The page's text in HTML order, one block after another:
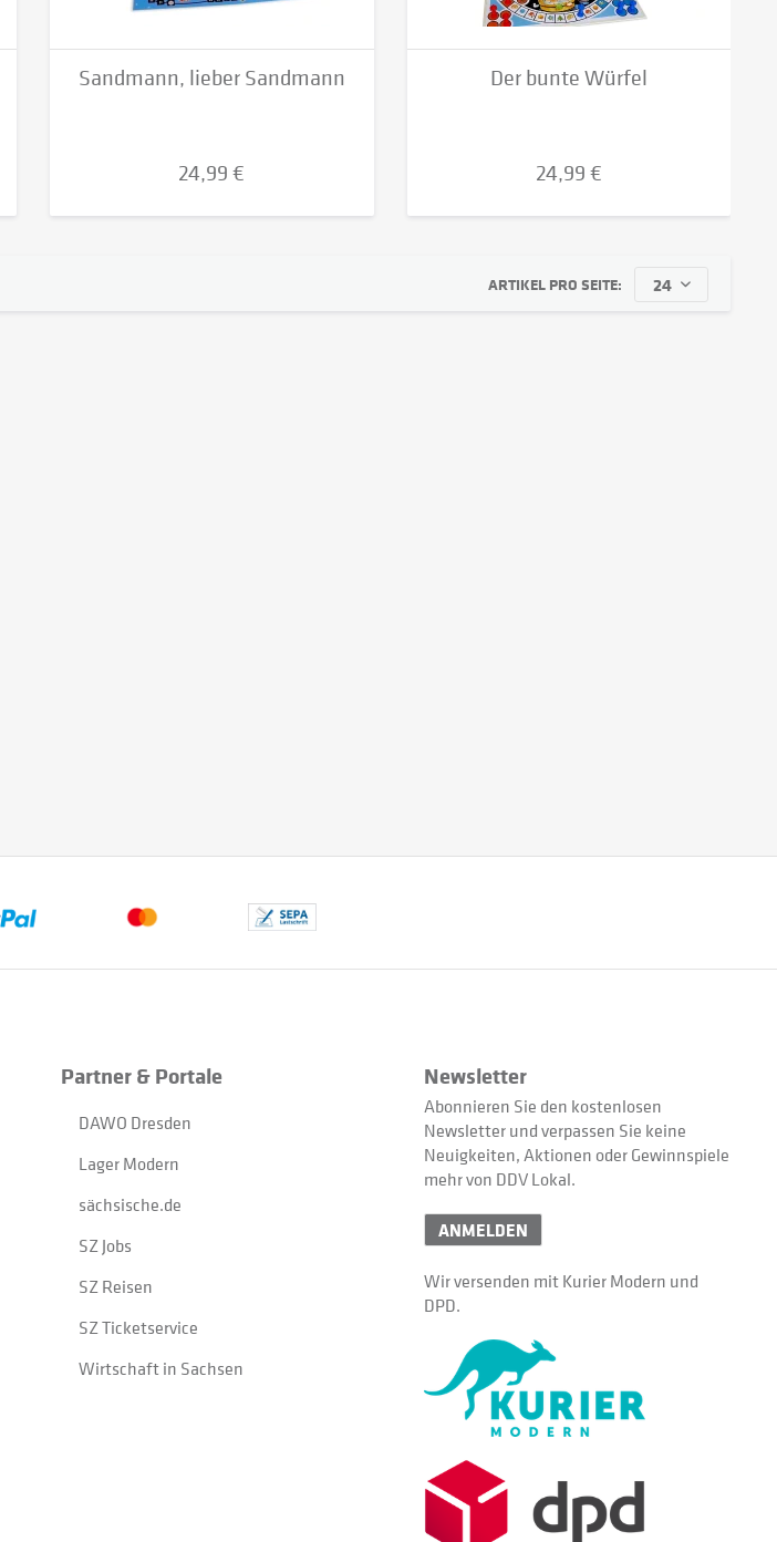
Sandmann, lieber Sandmann
24,99 €
Der bunte Würfel
24,99 €
ARTIKEL PRO SEITE:
Partner & Portale
DAWO Dresden
Lager Modern
sächsische.de
SZ Jobs
SZ Reisen
SZ Ticketservice
Wirtschaft in Sachsen
Newsletter
Abonnieren Sie den kostenlosen
Newsletter und verpassen Sie keine
Neuigkeiten, Aktionen oder Gewinnspiele
mehr von DDV Lokal.
ANMELDEN
Wir versenden mit Kurier Modern und
DPD.